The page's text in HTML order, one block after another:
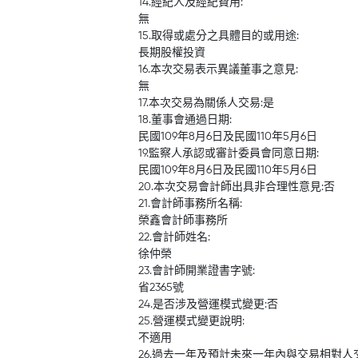
14.經紀人及經紀費用:
無
15.取得或處分之具體目的或用途:
長期股權投資
16.本次交易表示異議董事之意見:
無
17.本次交易為關係人交易:是
18.董事會通過日期:
民國109年8月6日及民國110年5月6日
19.監察人承認或審計委員會同意日期:
民國109年8月6日及民國110年5月6日
20.本次交易會計師出具非合理性意見:否
21.會計師事務所名稱:
榮鑫會計師事務所
22.會計師姓名:
徐仲榮
23.會計師開業證書字號:
省2365號
24.是否涉及營運模式變更:否
25.營運模式變更說明:
不適用
26.過去一年及預計未來一年內與交易相對人